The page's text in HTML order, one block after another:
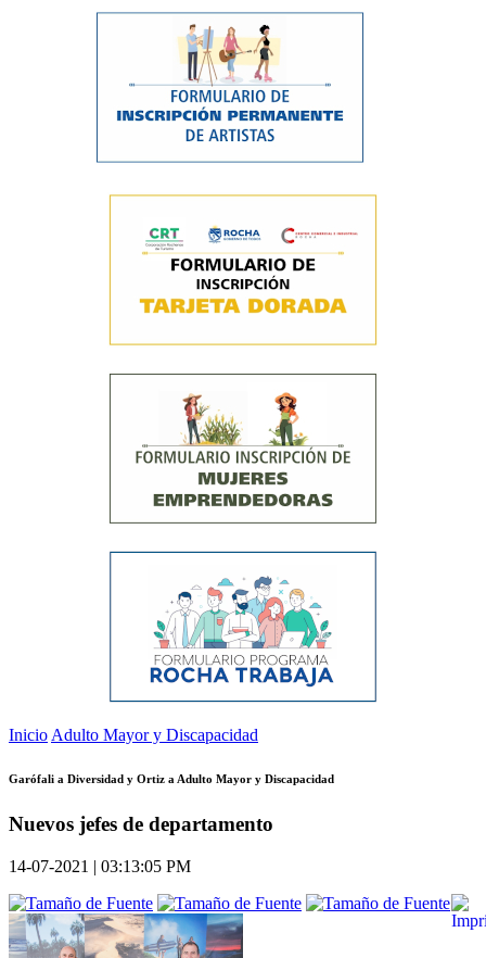
Inicio Adulto Mayor y Discapacidad
Garófali a Diversidad y Ortiz a Adulto Mayor y Discapacidad
Nuevos jefes de departamento
14-07-2021 | 03:13:05 PM